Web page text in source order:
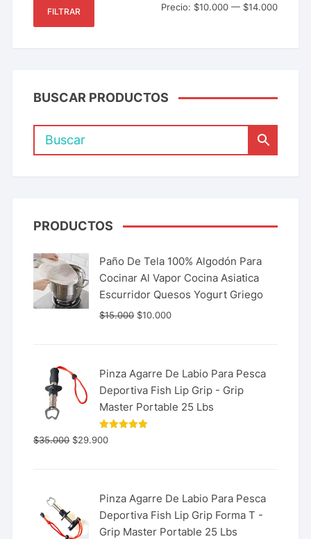
FILTRAR Precio: $10.000— $14.000
BUSCAR PRODUCTOS
PRODUCTOS
Paño De Tela 100% Algodón Para
Cocinar Al Vapor Cocina Asiatica
Escurridor Quesos Yogurt Griego
$15.000 $10.000
Pinza Agarre De Labio Para Pesca
Deportiva Fish Lip Grip - Grip
Master Portable 25 Lbs
Valorado
con
$35.000 $29.900
Pinza Agarre De Labio Para Pesca
Deportiva Fish Lip Grip Forma T -
Grip Master Portable 25 Lbs